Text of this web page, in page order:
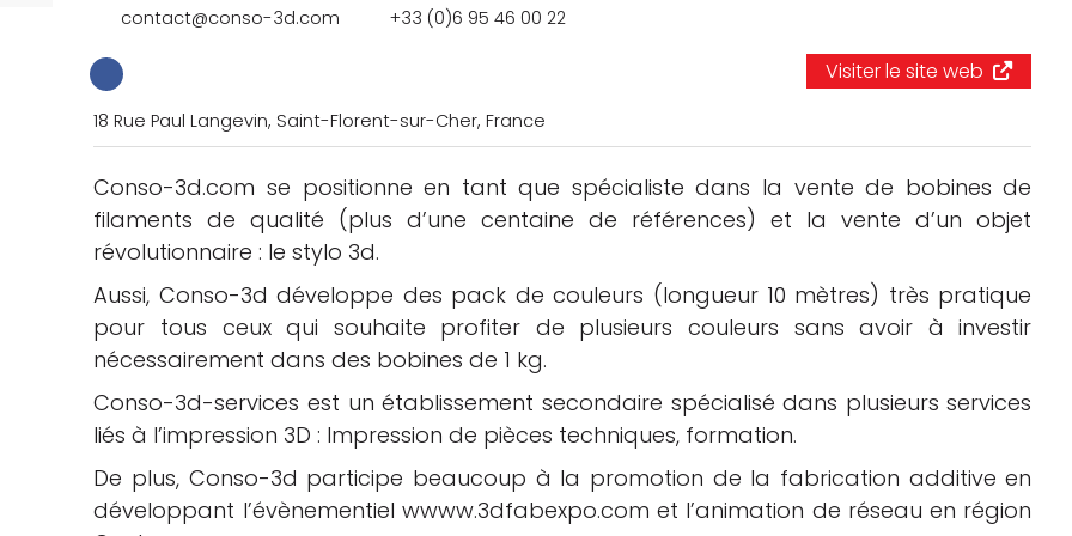
Logiciels 3D
contact@conso-3d.com
+33 (0)6 95 46 00 22
Visiter le site web
18 Rue Paul Langevin, Saint-Florent-sur-Cher, France
Conso-3d.com se positionne en tant que spécialiste dans la vente de bobines de
filaments de qualité (plus d’une centaine de références) et la vente d’un objet
révolutionnaire : le stylo 3d.
Aussi, Conso-3d développe des pack de couleurs (longueur 10 mètres) très pratique
pour tous ceux qui souhaite profiter de plusieurs couleurs sans avoir à investir
nécessairement dans des bobines de 1 kg.
Conso-3d-services est un établissement secondaire spécialisé dans plusieurs services
liés à l’impression 3D : Impression de pièces techniques, formation.
De plus, Conso-3d participe beaucoup à la promotion de la fabrication additive en
développant l’évènementiel wwww.3dfabexpo.com et l’animation de réseau en région